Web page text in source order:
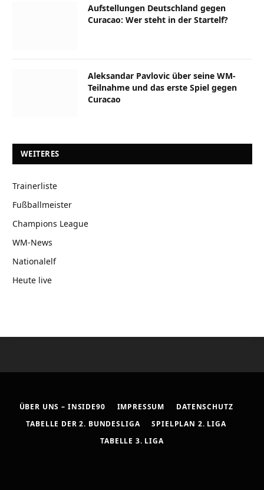
Aufstellungen Deutschland gegen
Curacao: Wer steht in der Startelf?
Aleksandar Pavlovic über seine WM-
Teilnahme und das erste Spiel gegen
Curacao
WEITERES
Trainerliste
Fußballmeister
Champions League
WM-News
Nationalelf
Heute live
ÜBER UNS – INSIDE90 IMPRESSUM
DATENSCHUTZ
TABELLE DER 2. BUNDESLIGA
SPIELPLAN 2. LIGA
TABELLE 3. LIGA